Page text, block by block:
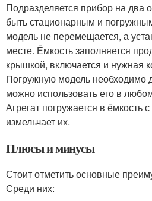
Подразделяется прибор на два
быть стационарным и
модель не перемещается, а
месте. Ёмкость заполняется
крышкой, включается и нужная
Погружную модель необходимо
можно использовать его в
Агрегат погружается в ёмкость
измельчает их.
Плюсы и минусы
Стоит отметить основные
Среди них: